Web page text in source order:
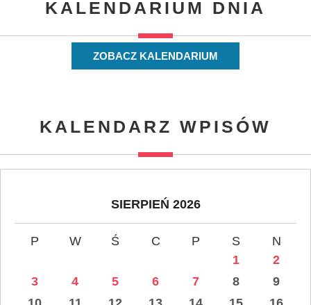
KALENDARIUM DNIA
ZOBACZ KALENDARIUM
KALENDARZ WPISÓW
SIERPIEŃ 2026
P W Ś C P S
N
1
2
3
4 5 6 7 8
9